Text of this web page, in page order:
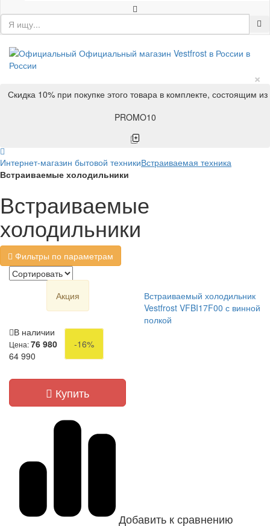
×
Скидка 10% при покупке этого товара в комплекте, состоящим
PROMO10
Интернет-магазин бытовой техникиВстраиваемая техника
Встраиваемые холодильники
Встраиваемые
холодильники
Фильтры по параметрам
Акция
Встраиваемый холодильник
Vestfrost VFBI17F00 с винной
полкой
В наличии
Цена:76 980
-16%
64 990
Купить
Добавить к сравнению